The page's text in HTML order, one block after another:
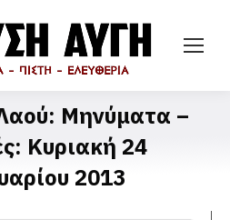
Μηνύματα –
Κυριακή 24
2013